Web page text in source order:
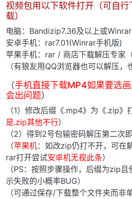
视频包用以下软件打开（可自
载）
电脑：Bandizip7.36及以上或
安卓手机：rar7.01(Winrar手机版)
苹果手机：rar / 商店下载解压专家
（有狼友用QQ浏览器也可以解压，
（手机直接下载MP4如果要选
会出问题）
（1）修改后缀《.mp4》为《.zip》
是.zip其他不行）
（2）得到2号包输密码解压第二次
（苹果机：如改zip仍打不开，可在
rar打开尝试安卓机无视此条）
（PS：按照步骤操作，后缀为zip
示失败的小概率BUG）
（可通过保存/下载整个文件夹而非